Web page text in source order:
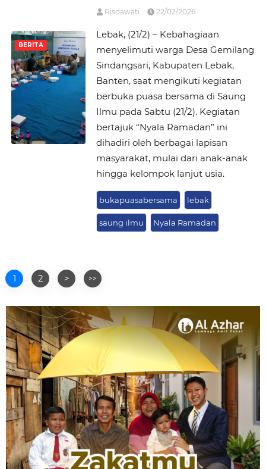
BERITA
Risdawati 22/02/2026
Lebak, (21/2) – Kebahagiaan
menyelimuti warga Desa Gemilang
Sindangsari, Kabupaten Lebak,
Banten, saat mengikuti kegiatan
berbuka puasa bersama di Saung
Ilmu pada Sabtu (21/2). Kegiatan
bertajuk “Nyala Ramadan” ini
dihadiri oleh berbagai lapisan
masyarakat, mulai dari anak-anak
hingga kelompok lanjut usia.
bukapuasabersama lebak
saung ilmu Nyala Ramadan
1 2 > >>